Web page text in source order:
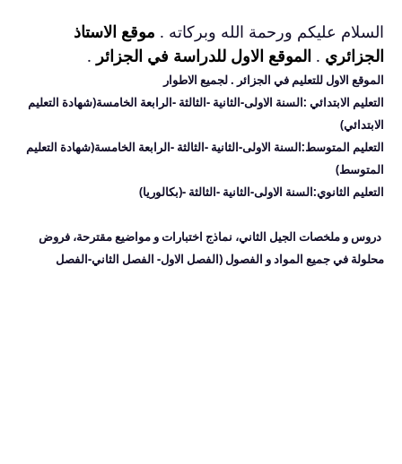
السلام عليكم ورحمة الله وبركاته . موقع الاستاذ
الجزائري . الموقع الاول للدراسة في الجزائر .
الموقع الاول للتعليم في الجزائر . لجميع الاطوار
التعليم الابتدائي :السنة الاولى-الثانية -الثالثة -الرابعة الخامسة(شهادة التعليم
الابتدائي)
التعليم المتوسط:السنة الاولى-الثانية -الثالثة -الرابعة الخامسة(شهادة التعليم
المتوسط)
التعليم الثانوي:السنة الاولى-الثانية -الثالثة -(بكالوريا)
دروس و ملخصات الجيل الثاني، نماذج اختبارات و مواضيع مقترحة، فروض
محلولة في جميع المواد و الفصول (الفصل الاول- الفصل الثاني-الفصل